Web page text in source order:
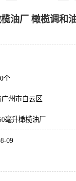
油厂 橄榄调和
个
广州市白云区
毫升橄榄油厂
09